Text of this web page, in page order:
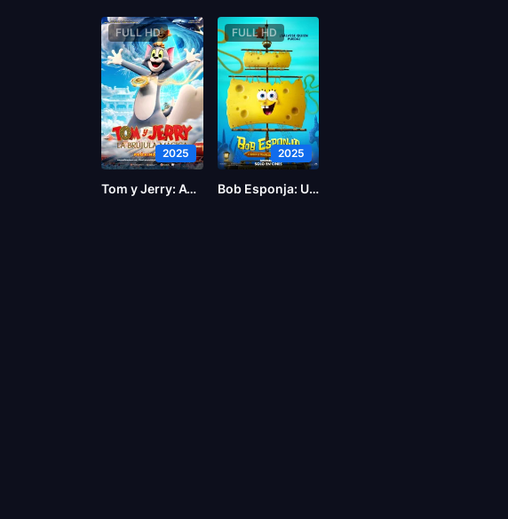
FULL HD
2025
Tom y Jerry: Aventura en el tiempo
FULL HD
2025
Bob Esponja: Una aventura pirata